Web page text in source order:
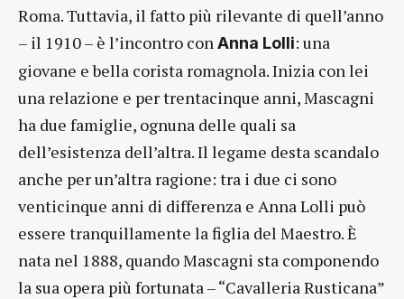
Roma. Tuttavia, il fatto più rilevante di quell’anno
– il 1910 – è l’incontro conAnna Lolli: una
giovane e bella corista romagnola. Inizia con lei
una relazione e per trentacinque anni, Mascagni
ha due famiglie, ognuna delle quali sa
dell’esistenza dell’altra. Il legame desta scandalo
anche per un’altra ragione: tra i due ci sono
venticinque anni di differenza e Anna Lolli può
essere tranquillamente la figlia del Maestro. È
nata nel 1888, quando Mascagni sta componendo
la sua opera più fortunata – “Cavalleria Rusticana”